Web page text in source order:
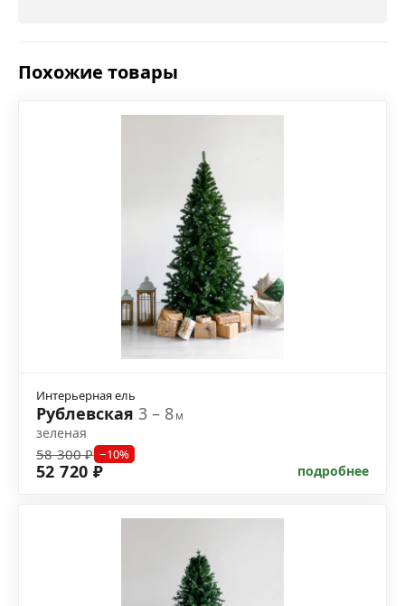
Похожие товары
Интерьерная ель
Рублевская 3 – 8м
зеленая
58 300 ₽ −10%
52 720 ₽ подробнее